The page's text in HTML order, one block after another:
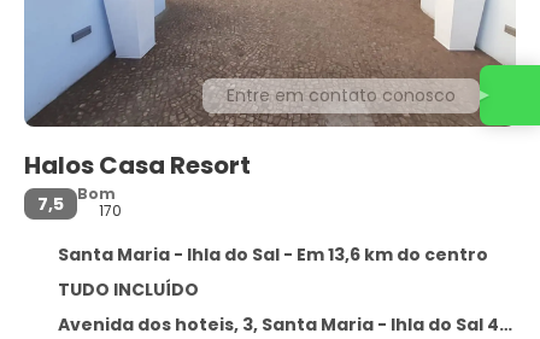
Halos Casa Resort
7,5
Bom
170
Santa Maria - Ihla do Sal - Em 13,6 km do centro
TUDO INCLUÍDO
Avenida dos hoteis, 3, Santa Maria - Ihla do Sal 4111
Entre em contato conosco